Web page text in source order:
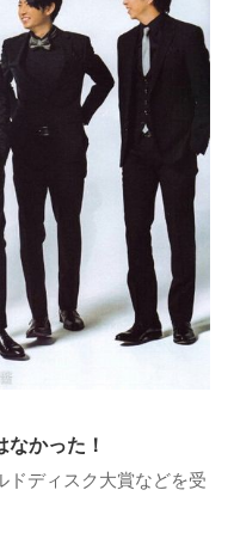
かった！
ドディスク大賞などを受